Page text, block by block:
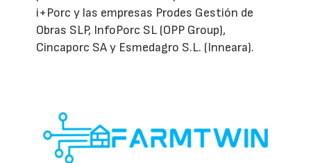
i+Porc y las empresas Prodes Gestión de
Obras SLP, InfoPorc SL (OPP Group),
Cincaporc SA y Esmedagro S.L. (Inneara).